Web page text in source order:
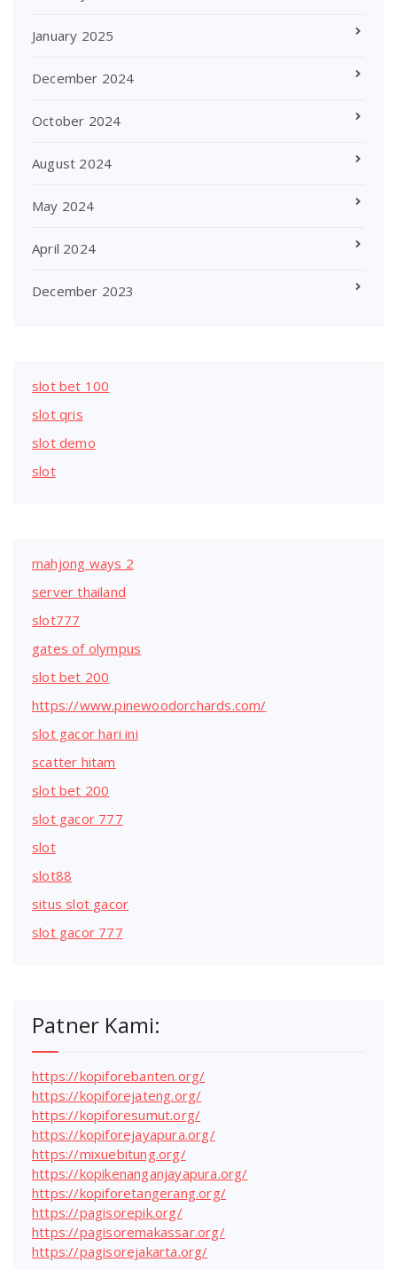
January 2025
December 2024
October 2024
August 2024
May 2024
April 2024
December 2023
slot bet 100
slot qris
slot demo
slot
mahjong ways 2
server thailand
slot777
gates of olympus
slot bet 200
https://www.pinewoodorchards.com/
slot gacor hari ini
scatter hitam
slot bet 200
slot gacor 777
slot
slot88
situs slot gacor
slot gacor 777
Patner Kami:
https://kopiforebanten.org/
https://kopiforejateng.org/
https://kopiforesumut.org/
https://kopiforejayapura.org/
https://mixuebitung.org/
https://kopikenanganjayapura.org/
https://kopiforetangerang.org/
https://pagisorepik.org/
https://pagisoremakassar.org/
https://pagisorejakarta.org/